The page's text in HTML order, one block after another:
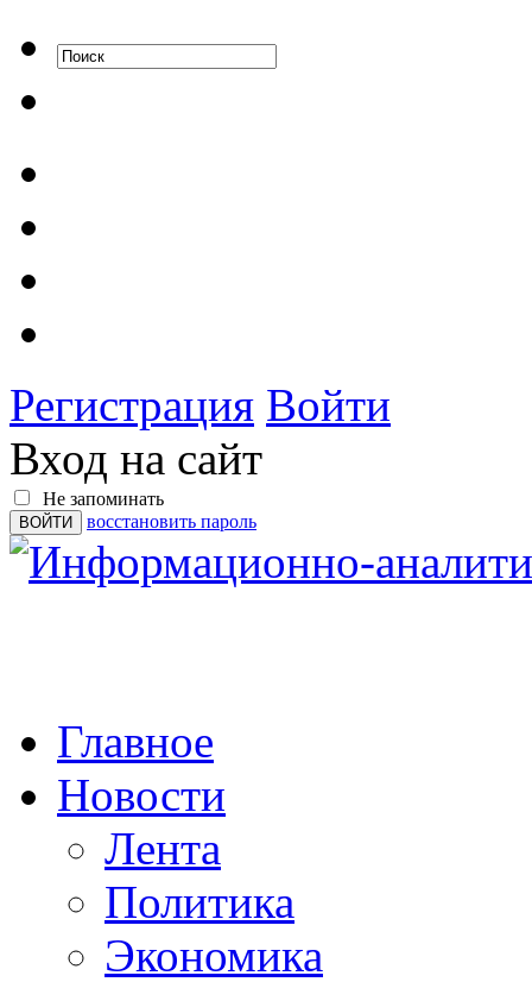
Регистрация Войти
Вход на сайт
Не запоминать
восстановить пароль
Главное
Новости
Лента
Политика
Экономика